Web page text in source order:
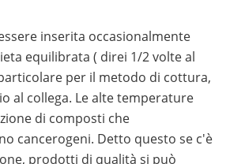
inserita occasionalmente
equilibrata ( direi 1/2 volte al
per il metodo di cottura,
al collega. Le alte temperature
di composti che
cancerogeni. Detto questo se c'è
prodotti di qualità si può